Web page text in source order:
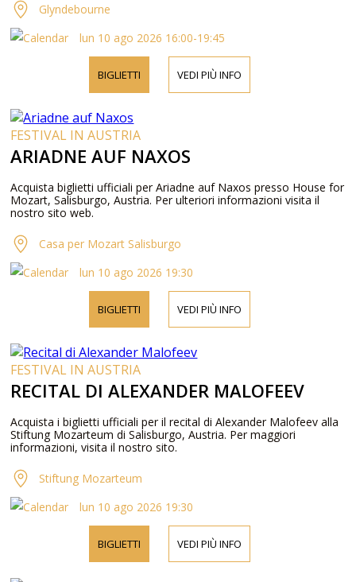
Glyndebourne
lun 10 ago 2026 16:00-19:45
BIGLIETTI VEDI PIÙ INFO
FESTIVAL IN AUSTRIA
ARIADNE AUF NAXOS
Acquista biglietti ufficiali per Ariadne auf Naxos presso House for
Mozart, Salisburgo, Austria. Per ulteriori informazioni visita il
nostro sito web.
Casa per Mozart Salisburgo
lun 10 ago 2026 19:30
BIGLIETTI VEDI PIÙ INFO
FESTIVAL IN AUSTRIA
RECITAL DI ALEXANDER MALOFEEV
Acquista i biglietti ufficiali per il recital di Alexander Malofeev alla
Stiftung Mozarteum di Salisburgo, Austria. Per maggiori
informazioni, visita il nostro sito.
Stiftung Mozarteum
lun 10 ago 2026 19:30
BIGLIETTI VEDI PIÙ INFO